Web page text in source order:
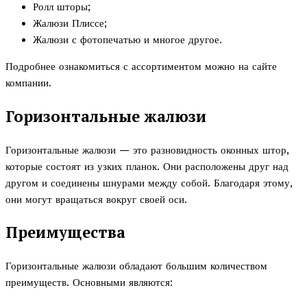
Ролл шторы;
Жалюзи Плиссе;
Жалюзи с фотопечатью и многое другое.
Подробнее ознакомиться с ассортиментом можно на сайте
компании.
Горизонтальные жалюзи
Горизонтальные жалюзи — это разновидность оконных штор,
которые состоят из узких планок. Они расположены друг над
другом и соединены шнурами между собой. Благодаря этому,
они могут вращаться вокруг своей оси.
Преимущества
Горизонтальные жалюзи обладают большим количеством
преимуществ. Основными являются: